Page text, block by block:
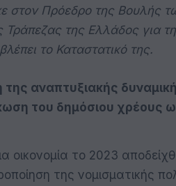
στον Πρόεδρο της Βουλής
Τράπεζας της Ελλάδος για
το Καταστατικό της.
της αναπτυξιακής
του δημόσιου χρέους
οικονομία το 2023
της νομισματικής